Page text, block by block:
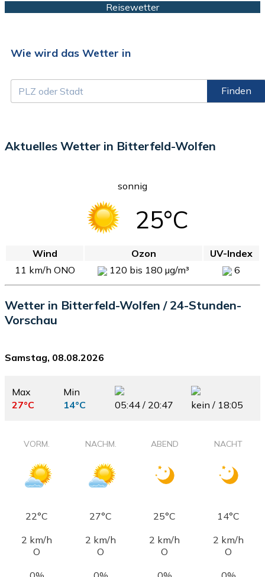
Reisewetter
Wie wird das Wetter in
Finden
Aktuelles Wetter in Bitterfeld-Wolfen
sonnig
25°C
Wind Ozon
UV-Index
11 km/h ONO
120 bis 180 µg/m³ 6
Wetter in Bitterfeld-Wolfen / 24-Stunden-
Vorschau
Samstag, 08.08.2026
Max
27°C
Min
14°C
05:44 / 20:47 kein / 18:05
VORM. NACHM. ABEND NACHT
22°C 27°C 25°C
14°C
2 km/h
O
2 km/h
O
2 km/h
O
2 km/h
O